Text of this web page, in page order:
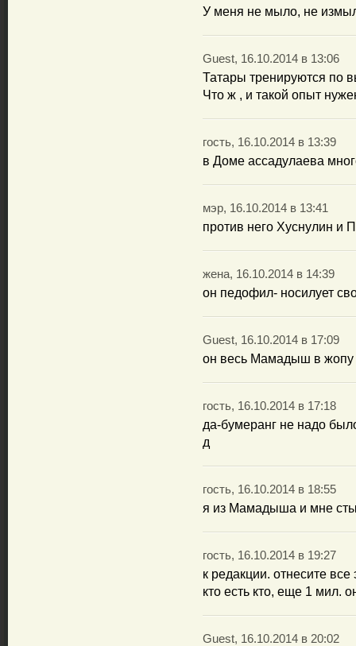
У меня не мыло, не
Guest, 16.10.2014 в 13:06
Татары тренируются по
Что ж , и такой опыт
гость, 16.10.2014 в 13:39
в Доме ассадулаева
мэр, 16.10.2014 в 13:41
против него Хуснулин и
жена, 16.10.2014 в 14:39
он педофил- носилует
Guest, 16.10.2014 в 17:09
он весь Мамадыш в жопу
гость, 16.10.2014 в 17:18
да-бумеранг не надо
д
гость, 16.10.2014 в 18:55
я из Мамадыша и мне
гость, 16.10.2014 в 19:27
к редакции. отнесите
кто есть кто, еще 1 мил.
Guest, 16.10.2014 в 20:02